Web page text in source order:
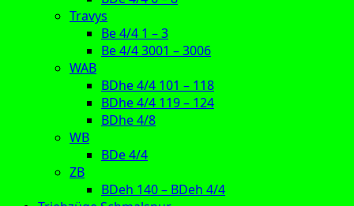
Travys
Be 4/4 1 – 3
Be 4/4 3001 – 3006
WAB
BDhe 4/4 101 – 118
BDhe 4/4 119 – 124
BDhe 4/8
WB
BDe 4/4
ZB
BDeh 140 – BDeh 4/4